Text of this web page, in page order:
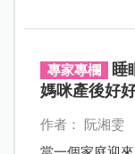
專家專欄
睡
媽咪產後好
作者： 阮湘雯